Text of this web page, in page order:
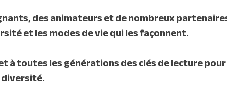
des animateurs et de nombreux
et les modes de vie qui les façonnent.
à toutes les générations des clés de lecture